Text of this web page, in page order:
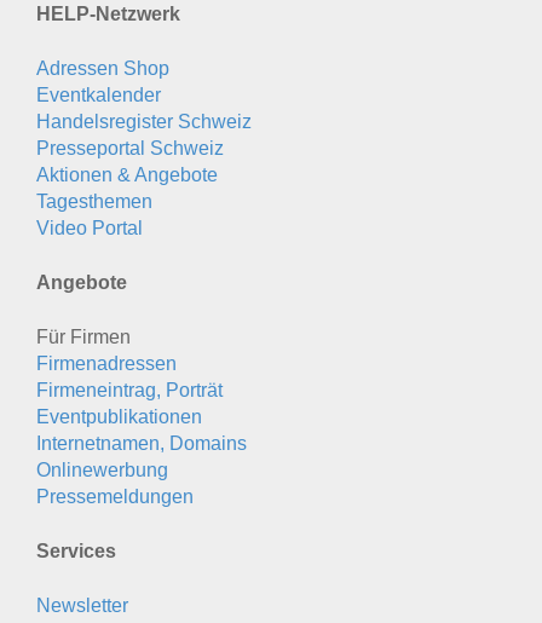
HELP-Netzwerk
Adressen Shop
Eventkalender
Handelsregister Schweiz
Presseportal Schweiz
Aktionen & Angebote
Tagesthemen
Video Portal
Angebote
Für Firmen
Firmenadressen
Firmeneintrag, Porträt
Eventpublikationen
Internetnamen, Domains
Onlinewerbung
Pressemeldungen
Services
Newsletter